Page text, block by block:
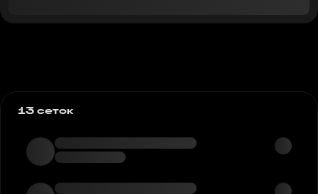
13 сеток